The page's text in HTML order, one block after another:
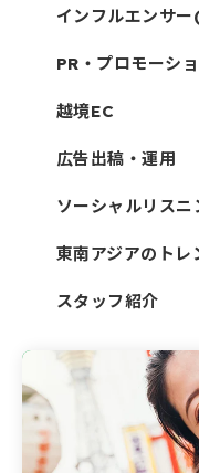
東南アジアのトレ
インフルエンサ
越境EC
スタッフ紹介
広告出稿・運用
PR・プロモーシ
ソーシャルリスニ